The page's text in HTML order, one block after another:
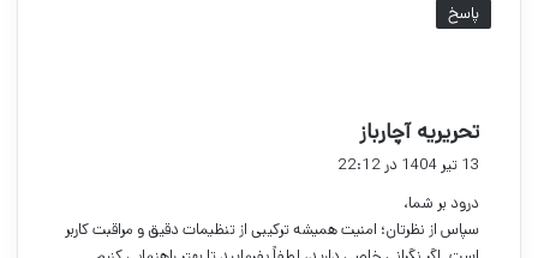
پاسخ
تحریریه آچارباز
ف
13 تیر 1404 در 22:12
درود بر شما،
سپاس از نظرتان؛ امنیت همیشه ترکیبی از تنظیمات دقیق و مراقبت کاربر